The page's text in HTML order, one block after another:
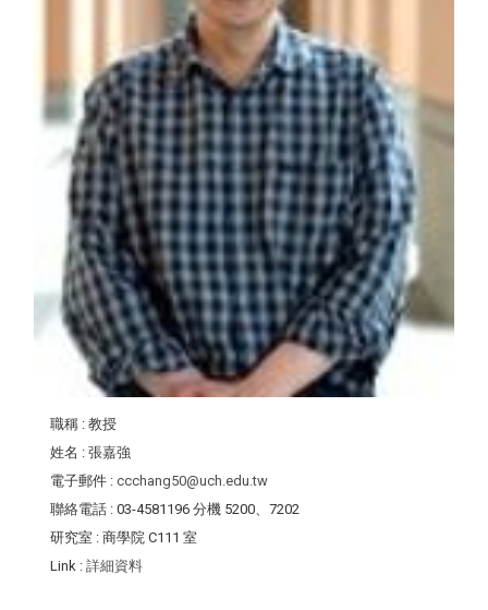
職稱 : 教授
姓名 : 張嘉強
電子郵件 : ccchang50@uch.edu.tw
聯絡電話 : 03-4581196 分機 5200、7202
研究室 : 商學院 C111 室
Link : 詳細資料